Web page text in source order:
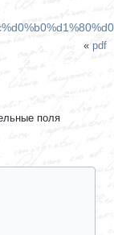
« pdf
поля